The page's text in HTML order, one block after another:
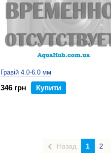
Гравій 4.0-6.0 мм
346 грн Купити
Назад 1 2